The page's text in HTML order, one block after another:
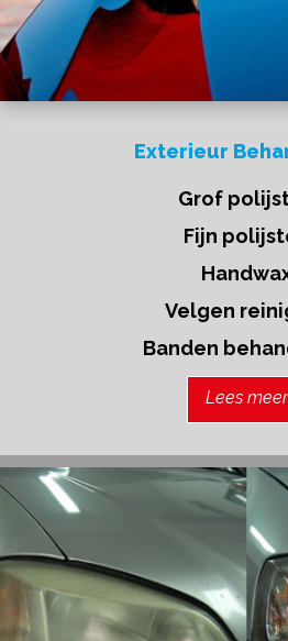
Exterieur
Grof
Fijn
Velgen
Banden
Lees meer